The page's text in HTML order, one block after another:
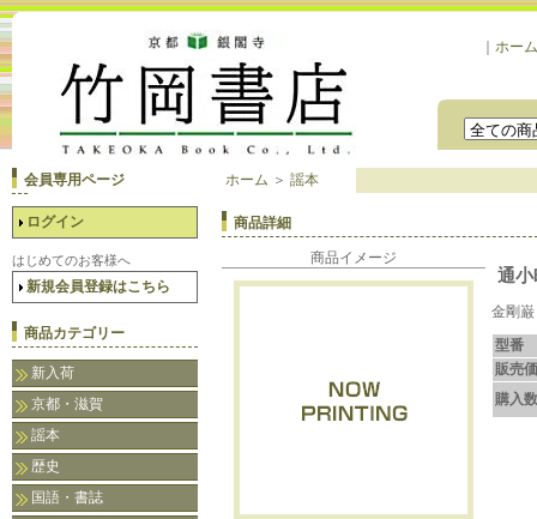
ホーム
会員専用ページ
ログイン
はじめてのお客様へ
新規会員登録はこちら
商品カテゴリー
新入荷
京都・滋賀
謡本
歴史
国語・書誌
ホーム ＞ 謡本
商品詳細
商品イメージ
通小
金剛
型番
販売
購入数